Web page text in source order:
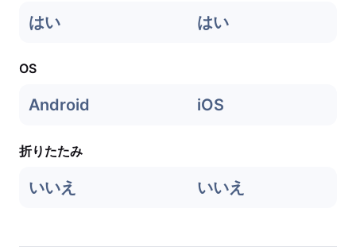
はい はい
OS
Android iOS
折りたたみ
いいえ いいえ